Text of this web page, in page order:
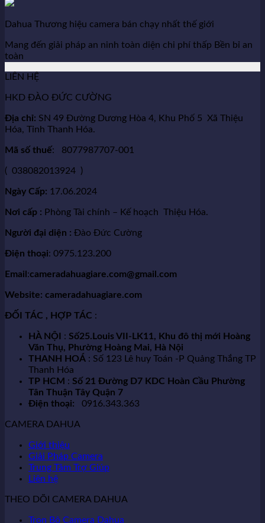
Dahua Thương hiệu camera bán chạy nhất thế giới
Mang đến giải pháp an ninh toàn diện chi phí thấp Bền bỉ an
toàn
LIÊN HỆ
HKD ĐÀO ĐỨC CƯỜNG
Địa chỉ: SN 49 Đường Dương Hòa 4, Khu Phố 5 Xã Thiệu
Hóa, Tỉnh Thanh Hóa.
Mã số thuế: 8077987707-001
( 038082013924 )
Ngày Cấp: 17.06.2024
Nơi cấp : Phòng Tài chính – Kế hoạch Thiệu Hóa.
Người đại diện : Đào Đức Cường
Điện thoại: 0975.123.200
Email :cameradahuagiare.com@gmail.com
Website: cameradahuagiare.com
ĐỐI TÁC , HỢP TÁC :
HÀ NỘI : Số25.Louis VII-LK11, Khu đô thị mới Hoàng
Văn Thụ, Phường Hoàng Mai, Hà Nội
THANH HOÁ : Số 123 Lê huy Toán -P Quảng Thắng TP
Thanh Hóa
TP HCM : Số 21 Đường D7 KDC Hoàn Cầu Phường
Tân Thuận Tây Quận 7
Điện thoại: 0916.343.363
CAMERA DAHUA
Giới thiệu
Giải Pháp Camera
Trung Tâm Trợ Giúp
Liên hệ
THEO DÕI CAMERA DAHUA
Trọn Bộ Camera Dahua